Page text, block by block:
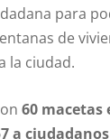
para
de
la ciudad.
60 macetas
a